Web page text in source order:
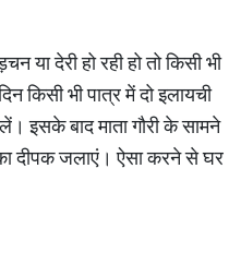
या देरी हो रही हो तो किसी भी
किसी भी पात्र में दो इलायची
इसके बाद माता गौरी के सामने
दीपक जलाएं। ऐसा करने से घर